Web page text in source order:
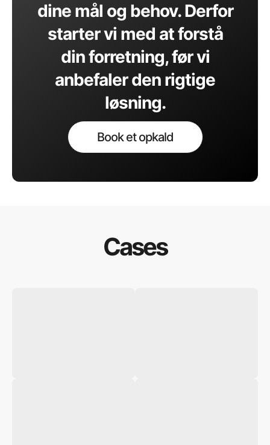
dine mål og behov. Derfor
starter vi med at forstå
din forretning, før vi
anbefaler den rigtige
løsning.
Book et opkald
Cases